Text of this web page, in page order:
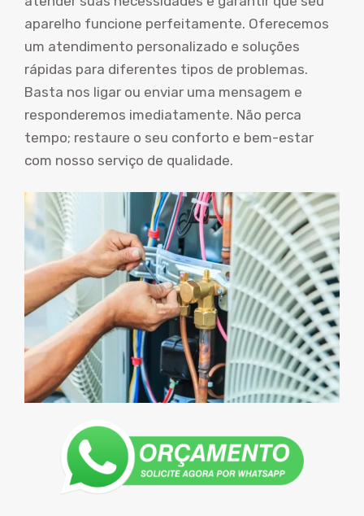
aparelho funcione perfeitamente. Oferecemos
um atendimento personalizado e soluções
rápidas para diferentes tipos de problemas.
Basta nos ligar ou enviar uma mensagem e
responderemos imediatamente. Não perca
tempo; restaure o seu conforto e bem-estar
com nosso serviço de qualidade.